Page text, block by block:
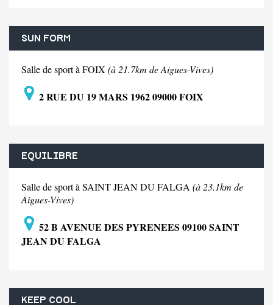
SUN FORM
Salle de sport à FOIX (à 21.7km de Aigues-Vives)
2 RUE DU 19 MARS 1962 09000 FOIX
EQUILIBRE
Salle de sport à SAINT JEAN DU FALGA (à 23.1km de
Aigues-Vives)
52 B AVENUE DES PYRENEES 09100 SAINT
JEAN DU FALGA
KEEP COOL